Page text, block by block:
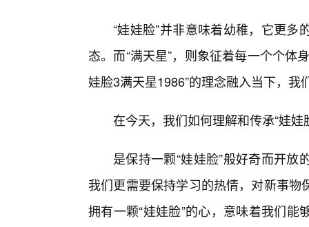
“娃娃脸”并非意味着幼稚，它更
态。而“满天星”，则象征着每一个个体
娃脸3满天星1986”的理念融入当下，我
在今天，我们如何理解和传承“娃
是保持一颗“娃娃脸”般好奇而开
我们更需要保持学习的热情，对新事
拥有一颗“娃娃脸”的心，意味着我们